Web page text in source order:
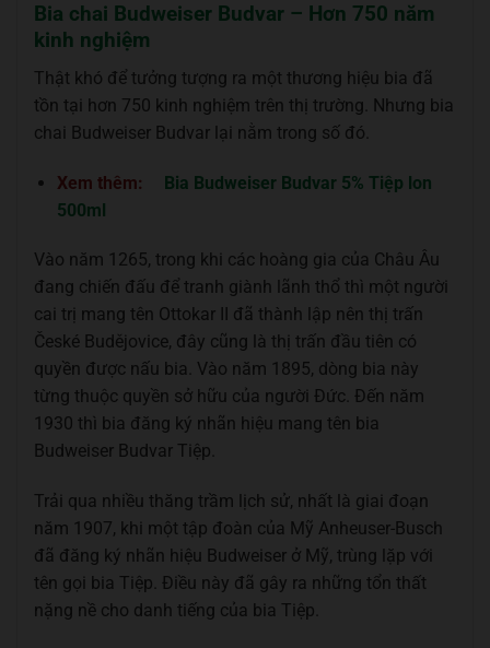
Bia chai Budweiser Budvar – Hơn 750 năm
kinh nghiệm
Thật khó để tưởng tượng ra một thương hiệu bia đã
tồn tại hơn 750 kinh nghiệm trên thị trường. Nhưng bia
chai Budweiser Budvar lại nằm trong số đó.
Xem thêm:
Bia Budweiser Budvar 5% Tiệp lon
500ml
Vào năm 1265, trong khi các hoàng gia của Châu Âu
đang chiến đấu để tranh giành lãnh thổ thì một người
cai trị mang tên Ottokar II đã thành lập nên thị trấn
České Budějovice, đây cũng là thị trấn đầu tiên có
quyền được nấu bia. Vào năm 1895, dòng bia này
từng thuộc quyền sở hữu của người Đức. Đến năm
1930 thì bia đăng ký nhãn hiệu mang tên bia
Budweiser Budvar Tiệp.
Trải qua nhiều thăng trầm lịch sử, nhất là giai đoạn
năm 1907, khi một tập đoàn của Mỹ Anheuser-Busch
đã đăng ký nhãn hiệu Budweiser ở Mỹ, trùng lặp với
tên gọi bia Tiệp. Điều này đã gây ra những tổn thất
nặng nề cho danh tiếng của bia Tiệp.